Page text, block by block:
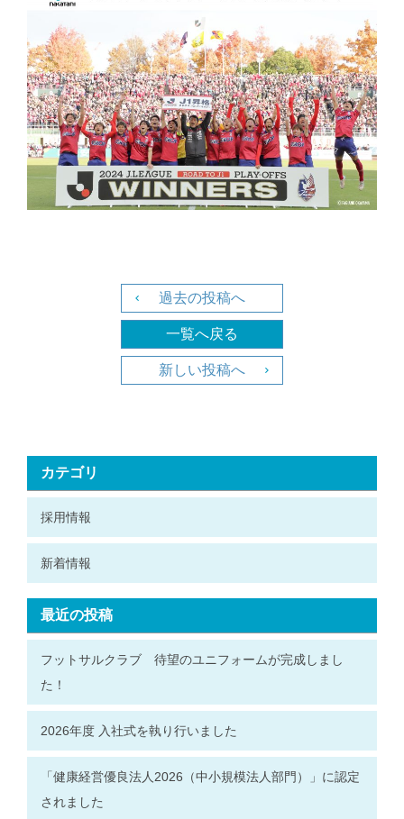
グループ会社一覧を見る
過去の投稿へ
一覧へ戻る
新しい投稿へ
カテゴリ
採用情報
新着情報
最近の投稿
フットサルクラブ 待望のユニフォームが完成しまし
た！
2026年度 入社式を執り行いました
「健康経営優良法人2026（中小規模法人部門）」に認定
されました